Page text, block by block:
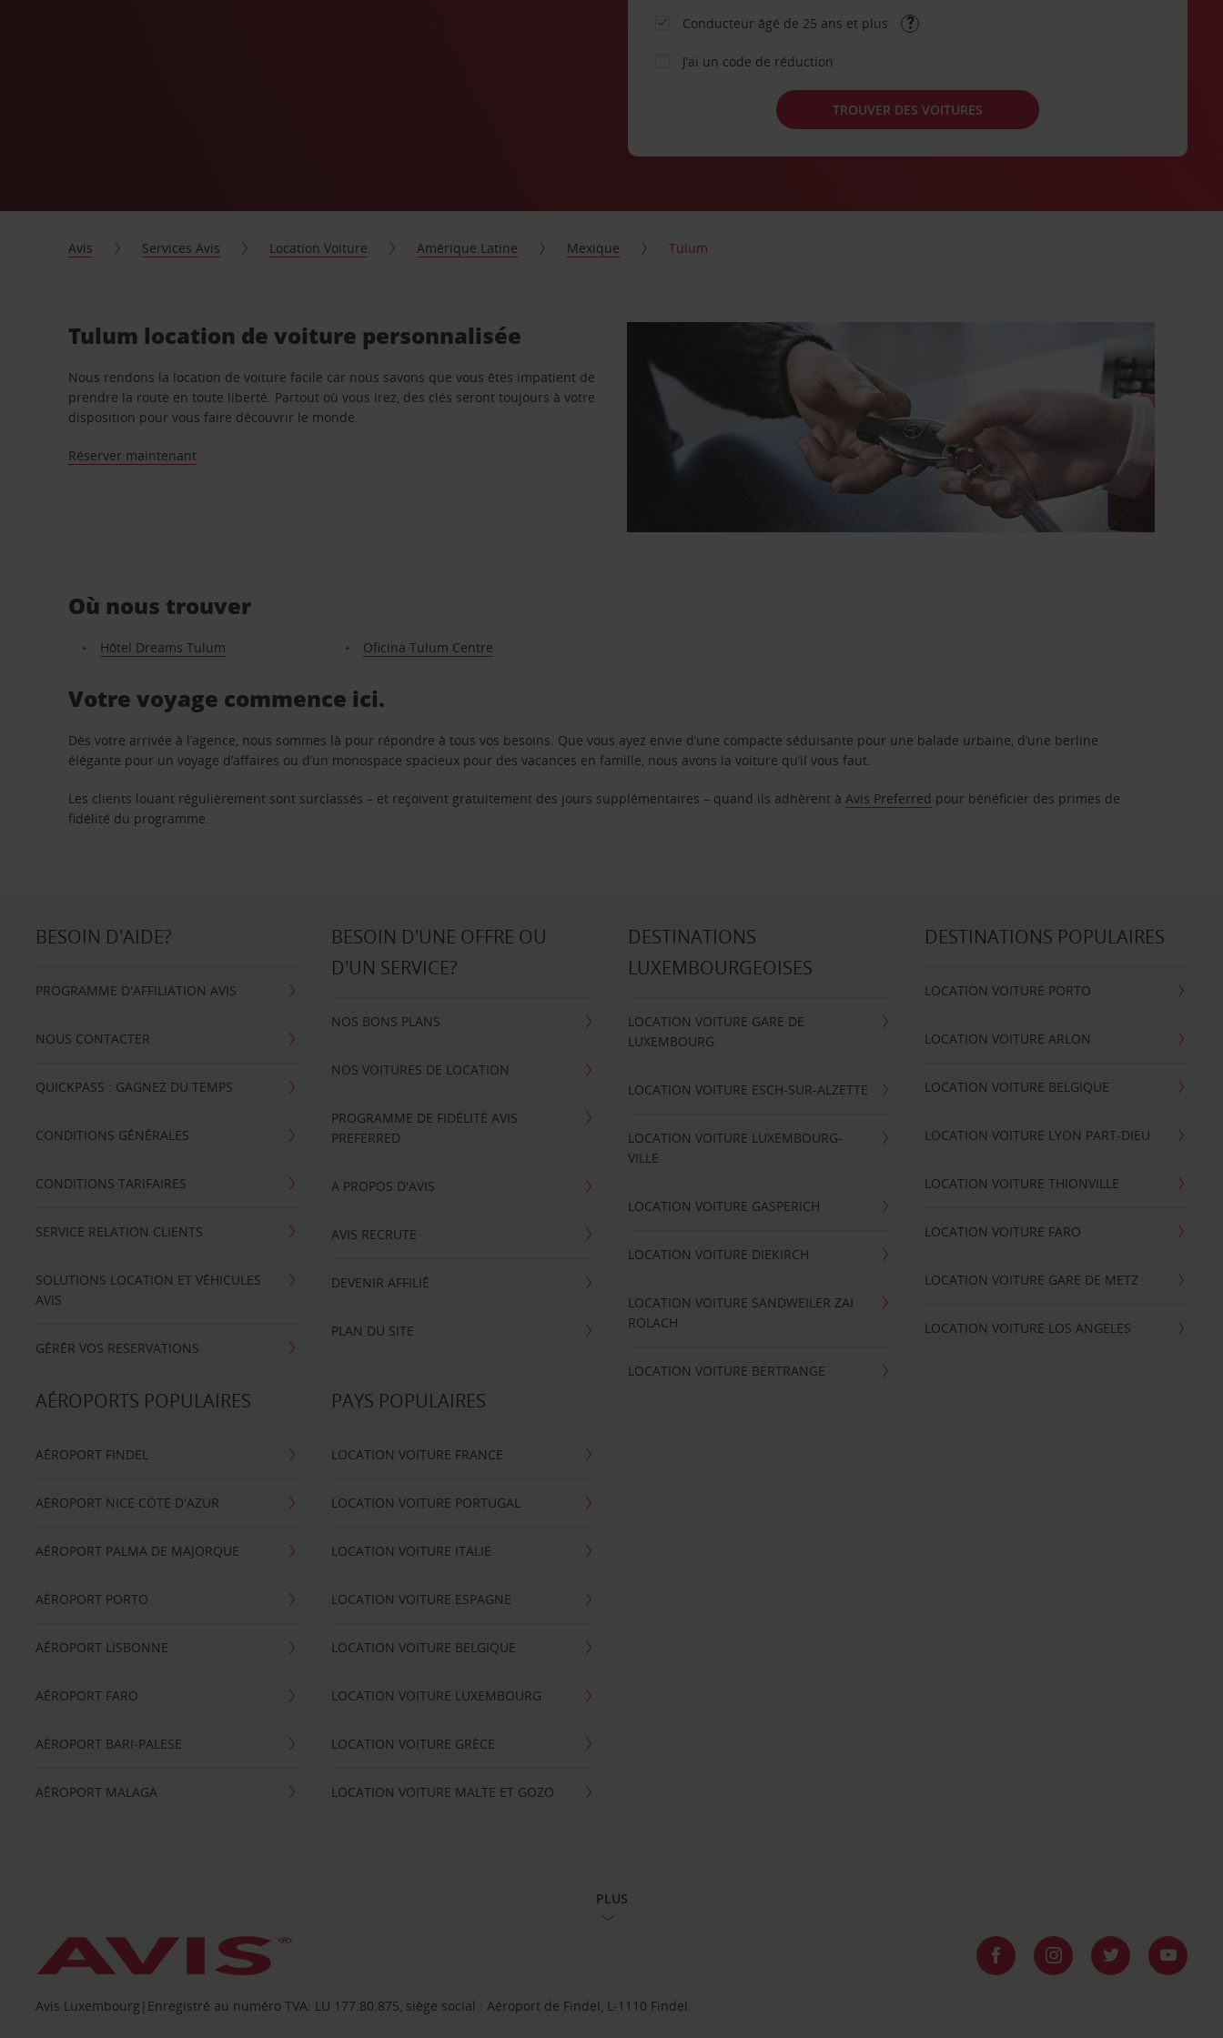
Conducteur âgé de 25 ans et plus
J’ai un code de réduction
TROUVER DES VOITURES
Avis Services Avis Location Voiture Amérique Latine Mexique Tulum
Tulum location de voiture personnalisée
Nous rendons la location de voiture facile car nous savons que vous êtes impatient de
prendre la route en toute liberté. Partout où vous irez, des clés seront toujours à votre
disposition pour vous faire découvrir le monde.
Réserver maintenant
Où nous trouver
Hôtel Dreams Tulum Oficina Tulum Centre
Votre voyage commence ici.
Dès votre arrivée à l’agence, nous sommes là pour répondre à tous vos besoins. Que vous ayez envie d’une compacte séduisante pour une balade urbaine, d’une berline
élégante pour un voyage d’affaires ou d’un monospace spacieux pour des vacances en famille, nous avons la voiture qu’il vous faut.
Les clients louant régulièrement sont surclassés – et reçoivent gratuitement des jours supplémentaires – quand ils adhèrent àAvis Preferred pour bénéficier des primes de
fidélité du programme.
BESOIN D'AIDE?
PROGRAMME D'AFFILIATION AVIS
NOUS CONTACTER
QUICKPASS : GAGNEZ DU TEMPS
CONDITIONS GÉNÉRALES
CONDITIONS TARIFAIRES
SERVICE RELATION CLIENTS
SOLUTIONS LOCATION ET VÉHICULES
AVIS
GÉRÉR VOS RESERVATIONS
BESOIN D'UNE OFFRE OU
D'UN SERVICE?
NOS BONS PLANS
NOS VOITURES DE LOCATION
PROGRAMME DE FIDÉLITÉ AVIS
PREFERRED
A PROPOS D'AVIS
AVIS RECRUTE
DEVENIR AFFILIÉ
PLAN DU SITE
DESTINATIONS
LUXEMBOURGEOISES
LOCATION VOITURE GARE DE
LUXEMBOURG
LOCATION VOITURE ESCH-SUR-ALZETTE
LOCATION VOITURE LUXEMBOURG-
VILLE
LOCATION VOITURE GASPERICH
LOCATION VOITURE DIEKIRCH
LOCATION VOITURE SANDWEILER ZAI
ROLACH
LOCATION VOITURE BERTRANGE
DESTINATIONS POPULAIRES
LOCATION VOITURE PORTO
LOCATION VOITURE ARLON
LOCATION VOITURE BELGIQUE
LOCATION VOITURE LYON PART-DIEU
LOCATION VOITURE THIONVILLE
LOCATION VOITURE FARO
LOCATION VOITURE GARE DE METZ
LOCATION VOITURE LOS ANGELES
AÉROPORTS POPULAIRES
AÉROPORT FINDEL
AÉROPORT NICE CÖTE D'AZUR
AÉROPORT PALMA DE MAJORQUE
AÉROPORT PORTO
AÉROPORT LISBONNE
AÉROPORT FARO
AÉROPORT BARI-PALESE
AÉROPORT MALAGA
PAYS POPULAIRES
LOCATION VOITURE FRANCE
LOCATION VOITURE PORTUGAL
LOCATION VOITURE ITALIE
LOCATION VOITURE ESPAGNE
LOCATION VOITURE BELGIQUE
LOCATION VOITURE LUXEMBOURG
LOCATION VOITURE GRÈCE
LOCATION VOITURE MALTE ET GOZO
PLUS
Avis Luxembourg|Enregistré au numéro TVA: LU 177.80.875, siège social : Aéroport de Findel, L-1110 Findel.